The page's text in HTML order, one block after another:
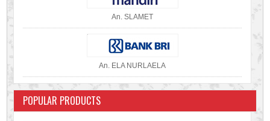
An. SLAMET
An. ELA NURLAELA
POPULAR PRODUCTS